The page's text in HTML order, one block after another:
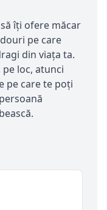
îți ofere măcar
pe care
din viața ta.
loc, atunci
pe care te poți